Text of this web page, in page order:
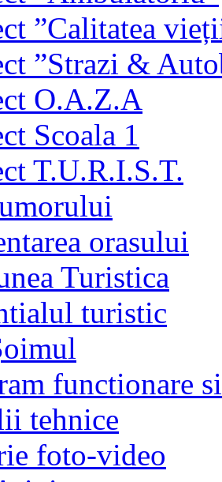
”Calitatea
”Strazi &
O.A.Z.A
Scoala 1
T.U.R.I.S.T.
orasului
Turistica
turistic
functionare
tehnice
foto-video